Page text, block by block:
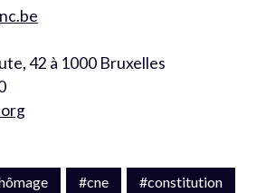
42 à 1000 Bruxelles
#cne #constitution